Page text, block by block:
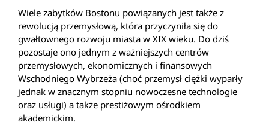
Wiele zabytków Bostonu powiązanych jest także z
rewolucją przemysłową, która przyczyniła się do
gwałtownego rozwoju miasta w XIX wieku. Do dziś
pozostaje ono jednym z ważniejszych centrów
przemysłowych, ekonomicznych i finansowych
Wschodniego Wybrzeża (choć przemysł ciężki wyparły
jednak w znacznym stopniu nowoczesne technologie
oraz usługi) a także prestiżowym ośrodkiem
akademickim.